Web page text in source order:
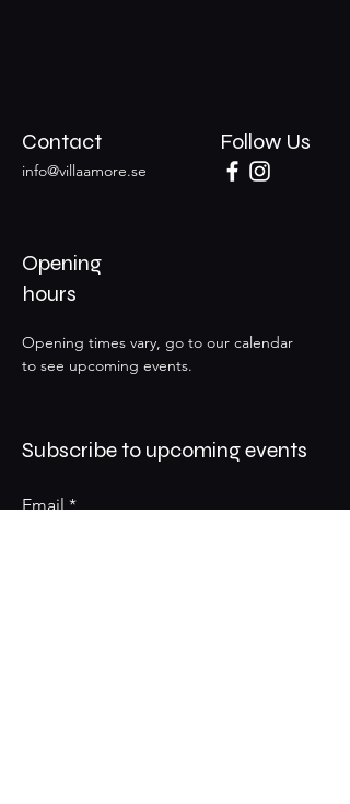
Contact
info@villaamore.se
Follow Us
Opening
hours
Opening times vary, go to our calendar
to see upcoming events.
Subscribe to upcoming events
Email